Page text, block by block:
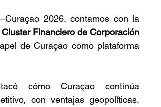
2026, contamos con la
Financiero de Corporación
de Curaçao como plataforma
cómo Curaçao continúa
con ventajas geopolíticas,